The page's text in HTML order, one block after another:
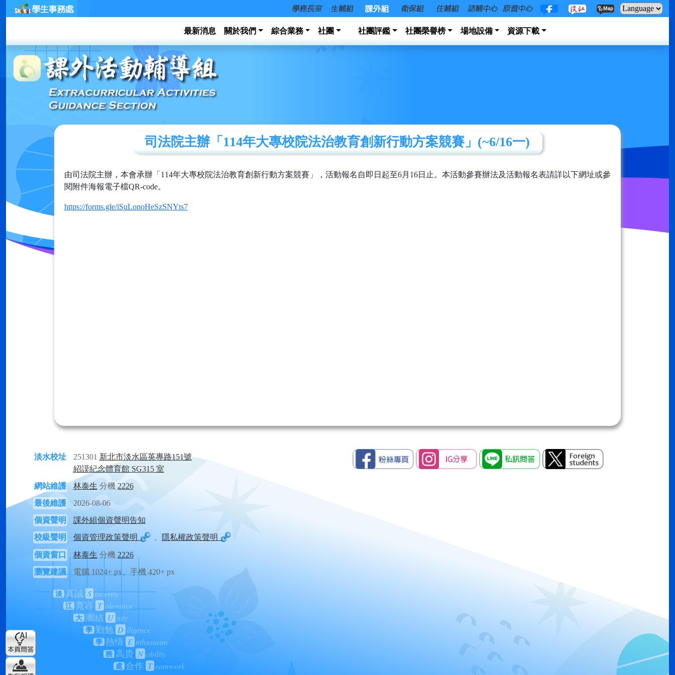
最新消息 關於我們 綜合業務 社團 社團評鑑 社團榮譽榜 場地設備 資源下載
司法院主辦「114年大專校院法治教育創新行動方案競賽」(~6/16一)
由司法院主辦，本會承辦「114年大專校院法治教育創新行動方案競賽」，活動報名自即日起至6月16日止。本活動參賽辦法及活動報名表請詳以下網址或參
閱附件海報電子檔QR-code。
https://forms.gle/iSuLonoHeSzSNYts7
淡水校址 251301 新北市淡水區英專路151號
紹謨紀念體育館 SG315 室
網站維護
林泰生 分機 2226
最後維護
2026-08-06
個資聲明
課外組個資聲明告知
校級聲明
個資管理政策聲明 隱私權政策聲明
個資窗口 林泰生 分機 2226
瀏覽建議
電腦 1024+ px、手機 420+ px
淡 真誠 S incerity
江 寬容 T olerance
大 團結 U nity
學 勤勉 D iligence
學 熱情 E nthusiasm
務 高貴 N obility
處 合作 T eamwork